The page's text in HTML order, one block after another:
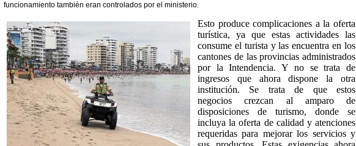
funcionamiento también eran controlados por el ministerio.
Esto produce complicaciones a la oferta
turística, ya que estas actividades las
consume el turista y las encuentra en los
cantones de las provincias administrados
por la Intendencia. Y no se trata de
ingresos que ahora dispone la otra
institución. Se trata de que estos
negocios crezcan al amparo de
disposiciones de turismo, donde se
incluya la oferta de calidad y atenciones
requeridas para mejorar los servicios y